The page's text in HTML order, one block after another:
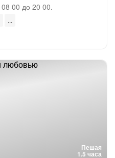
00 до 20 00.
Пешая
1.5 часа